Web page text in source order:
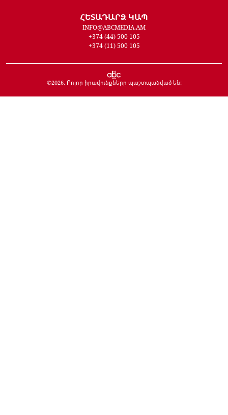
ՀԵՏԱԴԱՐՁ ԿԱՊ
INFO@ABCMEDIA.AM
+374 (44) 500 105
+374 (11) 500 105
©2026. Բոլոր իրավունքները պաշտպանված են: